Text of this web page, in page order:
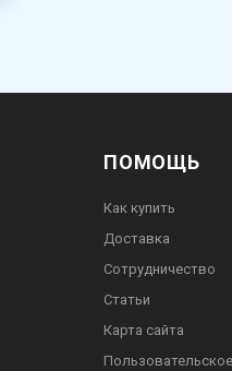
ПОМОЩЬ
Как купить
Доставка
Сотрудничество
Статьи
Карта сайта